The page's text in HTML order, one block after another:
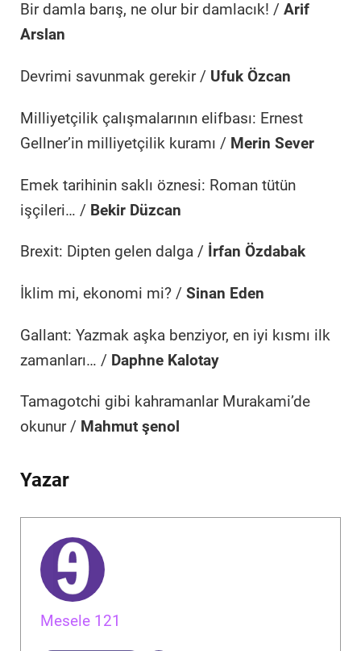
Bir damla barış, ne olur bir damlacık! / Arif
Arslan
Devrimi savunmak gerekir / Ufuk Özcan
Milliyetçilik çalışmalarının elifbası: Ernest
Gellner’in milliyetçilik kuramı / Merin Sever
Emek tarihinin saklı öznesi: Roman tütün
işçileri… / Bekir Düzcan
Brexit: Dipten gelen dalga / İrfan Özdabak
İklim mi, ekonomi mi? / Sinan Eden
Gallant: Yazmak aşka benziyor, en iyi kısmı ilk
zamanları… / Daphne Kalotay
Tamagotchi gibi kahramanlar Murakami’de
okunur / Mahmut şenol
Yazar
Mesele 121